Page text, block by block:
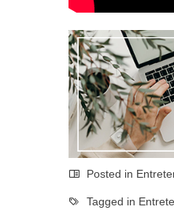
Posted in
Tagged in